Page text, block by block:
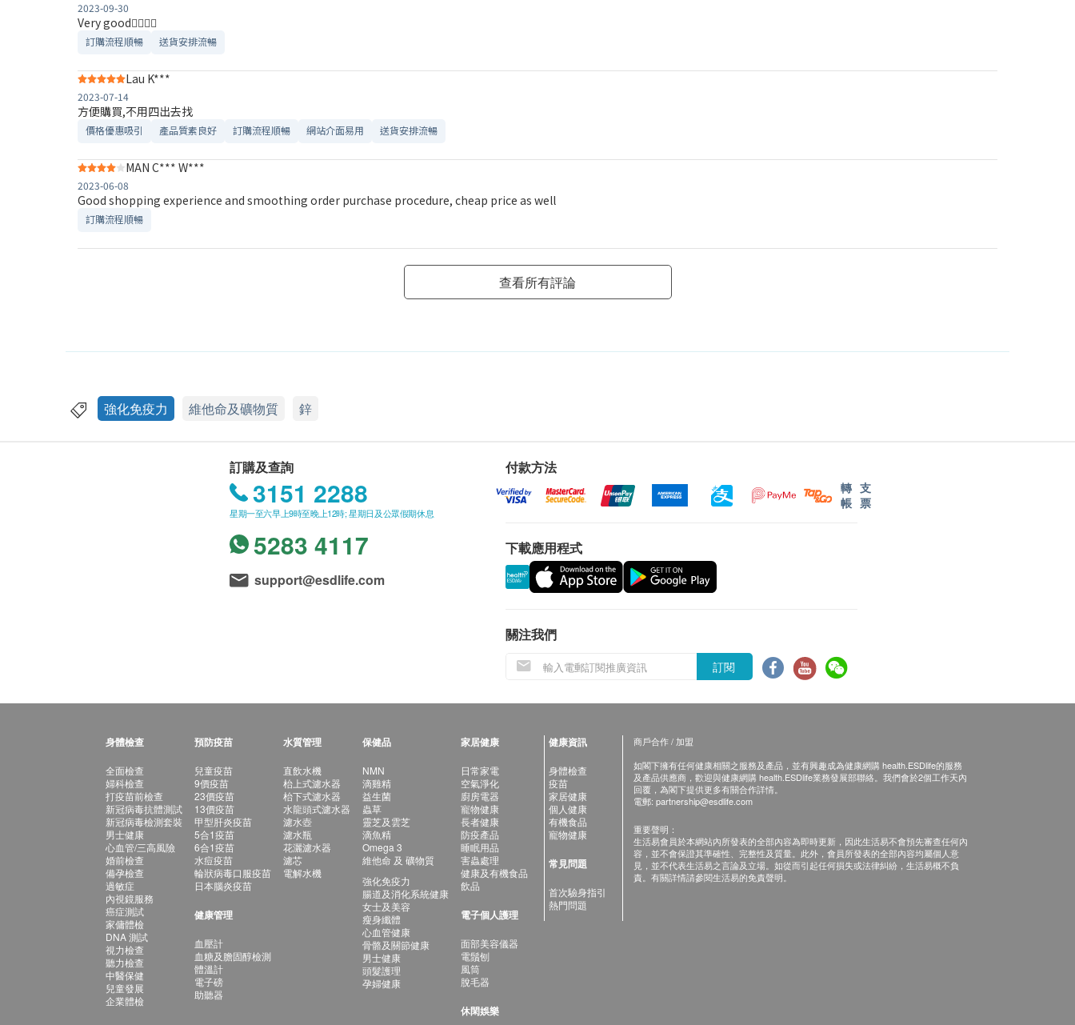
2023-09-30
Very good👍🏻👍🏻
訂購流程順暢 送貨安排流暢
Lau K***
2023-07-14
方便購買,不用四出去找
價格優惠吸引 產品質素良好 訂購流程順暢 網站介面易用 送貨安排流暢
MAN C*** W***
2023-06-08
Good shopping experience and smoothing order purchase procedure, cheap price as well
訂購流程順暢
查看所有評論
強化免疫力 維他命及礦物質 鋅
訂購及查詢
3151 2288
星期一至六早上9時至晚上12時; 星期日及公眾假期休息
5283 4117
support@esdlife.com
付款方法
轉
帳
支
票
下載應用程式
關注我們
訂閱
身體檢查
全面檢查
婦科檢查
打疫苗前檢查
新冠病毒抗體測試
新冠病毒檢測套裝
男士健康
心血管/三高風險
婚前檢查
備孕檢查
過敏症
內視鏡服務
癌症測試
家傭體檢
DNA 測試
視力檢查
聽力檢查
中醫保健
兒童發展
企業體檢
預防疫苗
兒童疫苗
9價疫苗
23價疫苗
13價疫苗
甲型肝炎疫苗
5合1疫苗
6合1疫苗
水痘疫苗
輪狀病毒口服疫苗
日本腦炎疫苗
健康管理
血壓計
血糖及膽固醇檢測
體溫計
電子磅
助聽器
水質管理
直飲水機
枱上式濾水器
枱下式濾水器
水龍頭式濾水器
濾水壺
濾水瓶
花灑濾水器
濾芯
電解水機
保健品
NMN
滴雞精
益生菌
蟲草
靈芝及雲芝
滴魚精
Omega 3
維他命 及 礦物質
強化免疫力
腸道及消化系統健康
女士及美容
瘦身纖體
心血管健康
骨骼及關節健康
男士健康
頭髮護理
孕婦健康
家居健康
日常家電
空氣淨化
廚房電器
寵物健康
長者健康
防疫產品
睡眠用品
害蟲處理
健康及有機食品
飲品
電子個人護理
面部美容儀器
電鬚刨
風筒
脫毛器
休閑娛樂
健康資訊
身體檢查
疫苗
家居健康
個人健康
有機食品
寵物健康
常見問題
首次驗身指引
熱門問題
商戶合作 / 加盟
如閣下擁有任何健康相關之服務及產品，並有興趣成為健康網購 health.ESDlife的服務
及產品供應商，歡迎與健康網購 health.ESDlife業務發展部聯絡。我們會於2個工作天內
回覆，為閣下提供更多有關合作詳情。
電郵: partnership@esdlife.com
重要聲明：
生活易會員於本網站內所發表的全部內容為即時更新，因此生活易不會預先審查任何內
容，並不會保證其準確性、完整性及質量。此外，會員所發表的全部內容均屬個人意
見，並不代表生活易之言論及立場。如從而引起任何損失或法律糾紛，生活易概不負
責。有關詳情請參閱生活易的免責聲明。